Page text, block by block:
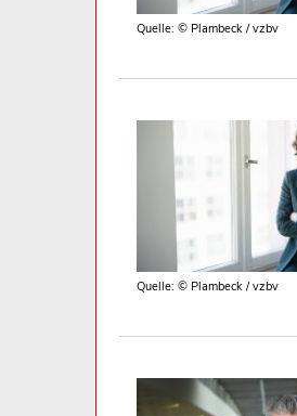
Quelle: © Plambeck / vzbv
Quelle: © Plambeck / vzbv